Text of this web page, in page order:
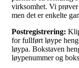
virksomhet. Vi prøver
men det er enkelte
Postregistrering:
for fullført løype
løypa. Bokstaven
løypenummer og